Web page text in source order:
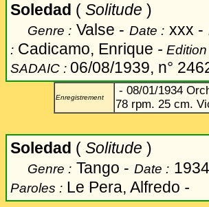
Soledad ( Solitude )
Genre : Valse - Date : xxx -
: Cadicamo, Enrique -
SADAIC : 06/08/1939, n°
Enregistrement
- 08/01/1934
78 rpm. 25 cm.
Soledad ( Solitude )
Genre : Tango - Date :
Paroles : Le Pera, Alfredo -